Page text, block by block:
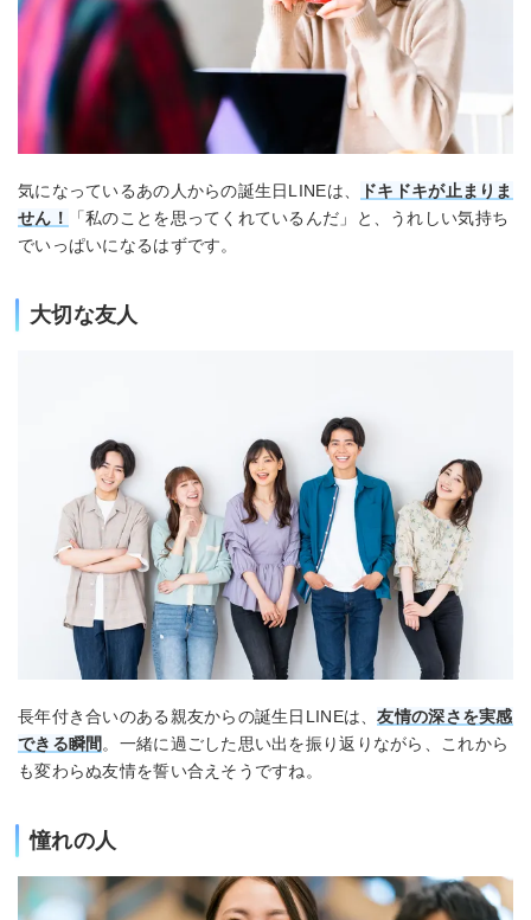
気になっているあの人からの誕生日LINEは、
ドキドキが止まりま
せん！
「私のことを思ってくれているんだ」と、うれしい気持ち
でいっぱいになるはずです。
大切な友人
長年付き合いのある親友からの誕生日LINEは、友情の深さを実感
できる瞬間。一緒に過ごした思い出を振り返りながら、これから
も変わらぬ友情を誓い合えそうですね。
憧れの人